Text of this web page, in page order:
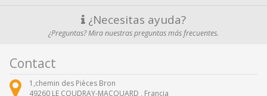
¿Necesitas ayuda?
¿Preguntas? Mira nuestras preguntas más frecuentes.
Contact
1,chemin des Pièces Bron
49260 LE COUDRAY-MACOUARD , Francia